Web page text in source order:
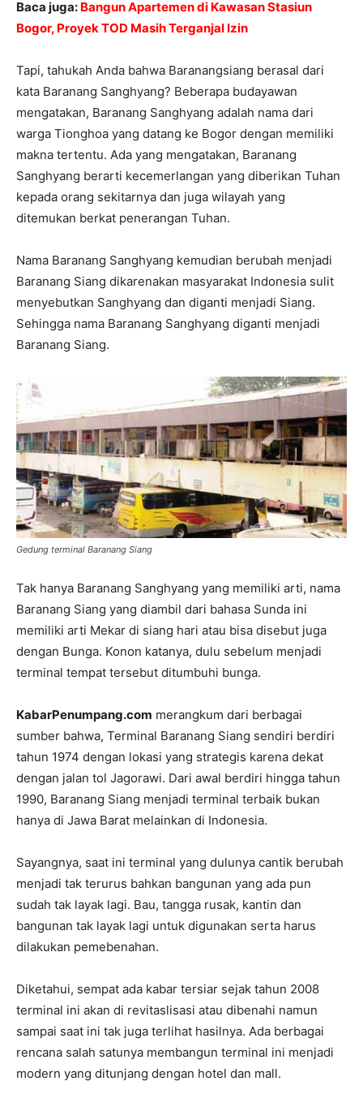
Baca juga: Bangun Apartemen di Kawasan Stasiun
Bogor, Proyek TOD Masih Terganjal Izin
Tapi, tahukah Anda bahwa Baranangsiang berasal dari
kata Baranang Sanghyang? Beberapa budayawan
mengatakan, Baranang Sanghyang adalah nama dari
warga Tionghoa yang datang ke Bogor dengan memiliki
makna tertentu. Ada yang mengatakan, Baranang
Sanghyang berarti kecemerlangan yang diberikan Tuhan
kepada orang sekitarnya dan juga wilayah yang
ditemukan berkat penerangan Tuhan.
Nama Baranang Sanghyang kemudian berubah menjadi
Baranang Siang dikarenakan masyarakat Indonesia sulit
menyebutkan Sanghyang dan diganti menjadi Siang.
Sehingga nama Baranang Sanghyang diganti menjadi
Baranang Siang.
Gedung terminal Baranang Siang
Tak hanya Baranang Sanghyang yang memiliki arti, nama
Baranang Siang yang diambil dari bahasa Sunda ini
memiliki arti Mekar di siang hari atau bisa disebut juga
dengan Bunga. Konon katanya, dulu sebelum menjadi
terminal tempat tersebut ditumbuhi bunga.
KabarPenumpang.com merangkum dari berbagai
sumber bahwa, Terminal Baranang Siang sendiri berdiri
tahun 1974 dengan lokasi yang strategis karena dekat
dengan jalan tol Jagorawi. Dari awal berdiri hingga tahun
1990, Baranang Siang menjadi terminal terbaik bukan
hanya di Jawa Barat melainkan di Indonesia.
Sayangnya, saat ini terminal yang dulunya cantik berubah
menjadi tak terurus bahkan bangunan yang ada pun
sudah tak layak lagi. Bau, tangga rusak, kantin dan
bangunan tak layak lagi untuk digunakan serta harus
dilakukan pemebenahan.
Diketahui, sempat ada kabar tersiar sejak tahun 2008
terminal ini akan di revitaslisasi atau dibenahi namun
sampai saat ini tak juga terlihat hasilnya. Ada berbagai
rencana salah satunya membangun terminal ini menjadi
modern yang ditunjang dengan hotel dan mall.